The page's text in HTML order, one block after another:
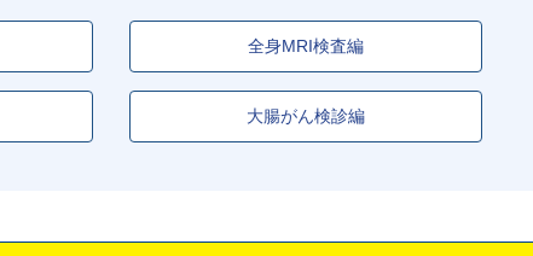
全身MRI検査編
大腸がん検診編